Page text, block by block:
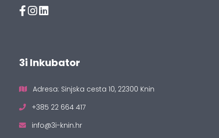
3i Inkubator
Adresa: Sinjska cesta 10, 22300 Knin
+385 22 664 417
info@3i-knin.hr